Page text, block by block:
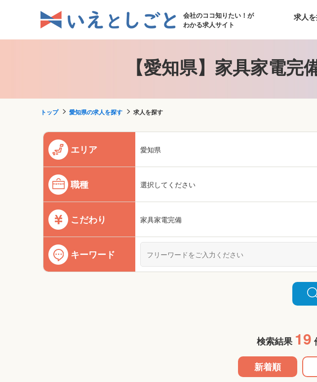
会社のココ知りたい！が
わかる求人サイト
求人
【愛知県】家具家電完
トップ 愛知県の求人を探す 求人を探す
エリア 愛知県
職種 選択してください
こだわり 家具家電完備
キーワード
検索結果 19
新着順